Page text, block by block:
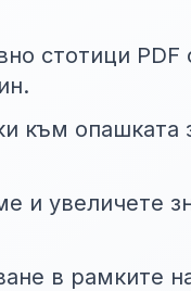
стотици PDF
към опашката
и увеличете
в рамките